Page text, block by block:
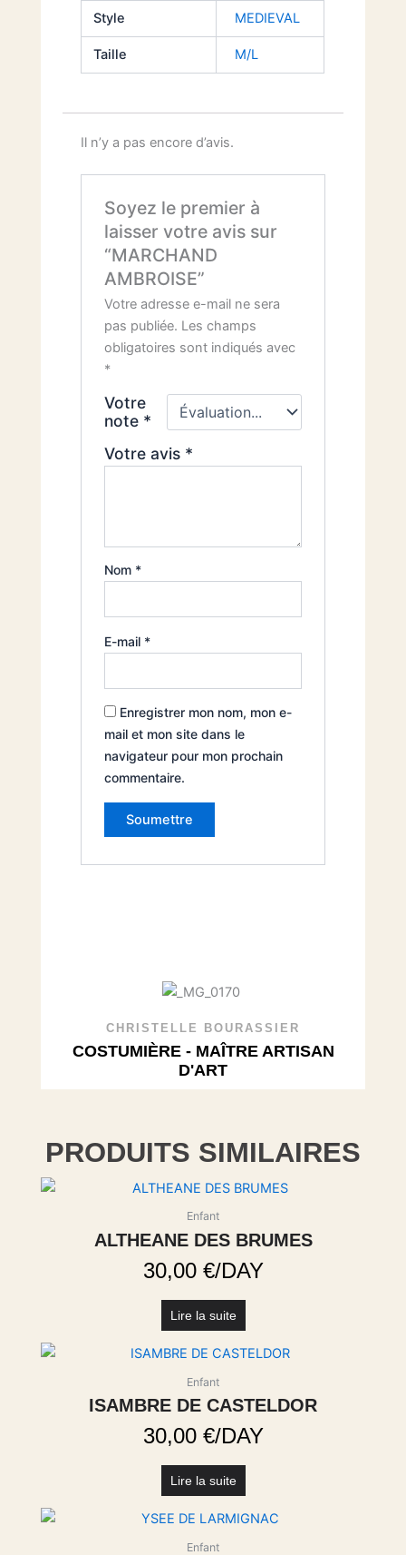
Style MEDIEVAL
Taille M/L
Il n’y a pas encore d’avis.
Soyez le premier à
laisser votre avis sur
“MARCHAND
AMBROISE”
Votre adresse e-mail ne sera
pas publiée. Les champs
obligatoires sont indiqués avec
*
Votre
note *
Votre avis *
Nom *
E-mail *
Enregistrer mon nom, mon e-
mail et mon site dans le
navigateur pour mon prochain
commentaire.
CHRISTELLE BOURASSIER
COSTUMIÈRE - MAÎTRE ARTISAN
D'ART
PRODUITS SIMILAIRES
Enfant
ALTHEANE DES BRUMES
30,00 €/DAY
Lire la suite
Enfant
ISAMBRE DE CASTELDOR
30,00 €/DAY
Lire la suite
Enfant